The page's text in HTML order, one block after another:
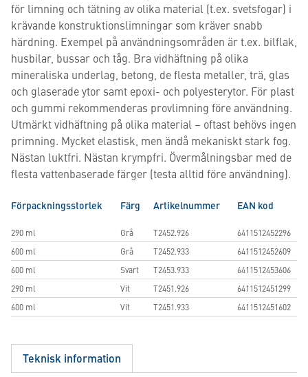
för limning och tätning av olika material (t.ex. svetsfogar) i
krävande konstruktionslimningar som kräver snabb
härdning. Exempel på användningsområden är t.ex. bilflak,
husbilar, bussar och tåg. Bra vidhäftning på olika
mineraliska underlag, betong, de flesta metaller, trä, glas
och glaserade ytor samt epoxi- och polyesterytor. För plast
och gummi rekommenderas provlimning före användning.
Utmärkt vidhäftning på olika material – oftast behövs ingen
primning. Mycket elastisk, men ändå mekaniskt stark fog.
Nästan luktfri. Nästan krympfri. Övermålningsbar med de
flesta vattenbaserade färger (testa alltid före användning).
Förpackningsstorlek Färg Artikelnummer EAN kod
290 ml Grå T2452.926
6411512452296
600 ml
Grå T2452.933
6411512452609
600 ml
Svart T2453.933
6411512453606
290 ml
Vit T2451.926
6411512451299
600 ml
Vit T2451.933 6411512451602
Teknisk information